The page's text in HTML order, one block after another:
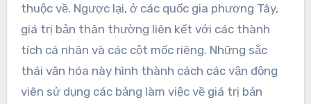
thuộc về. Ngược lại, ở các quốc gia phương Tây,
giá trị bản thân thường liên kết với các thành
tích cá nhân và các cột mốc riêng. Những sắc
thái văn hóa này hình thành cách các vận động
viên sử dụng các bảng làm việc về giá trị bản